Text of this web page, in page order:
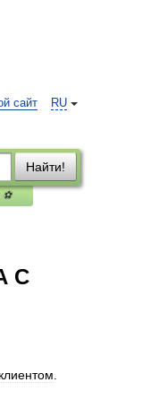
RU
сайт
Найти!
С
клиентом